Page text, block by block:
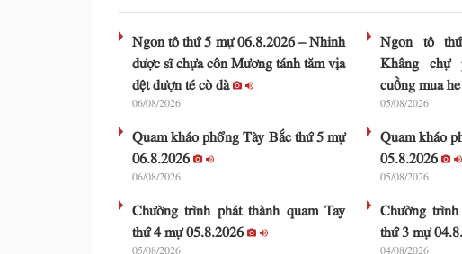
Ngon tô thứ 5 mự 06.8.2026 – Nhinh
dược sĩ chựa côn Mương tánh tăm vịa
dệt dượn té cò dà
06/08/2026
Quam kháo phổng Tày Bắc thứ 5 mự
06.8.2026
06/08/2026
Chường trình phát thành quam Tay
thứ 4 mự 05.8.2026
05/08/2026
Ngon tô
Khâng chự
cuồng mua he
05/08/2026
Quam kháo
05.8.2026
05/08/2026
Chường
thứ 3 mự
04/08/2026